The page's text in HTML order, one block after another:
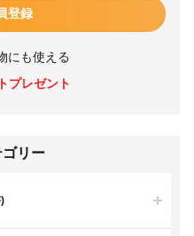
登録
にも使える
プレゼント
リー